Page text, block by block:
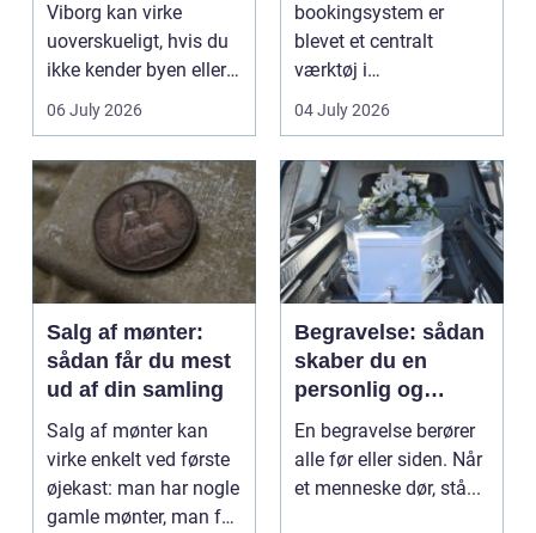
Viborg kan virke
uoverskueligt, hvis du
ikke kender byen eller
det lokale...
06 July 2026
bookingsystem er
blevet et centralt
værktøj i
sundhedssektoren.
Klinikker, praksis og
beh...
04 July 2026
Salg af mønter:
sådan får du mest
ud af din samling
Salg af mønter kan
virke enkelt ved første
øjekast: man har nogle
gamle mønter, man får
Begravelse: sådan
skaber du en
personlig og
respektfuld afsked
En begravelse berører
alle før eller siden. Når
et menneske dør, stå...